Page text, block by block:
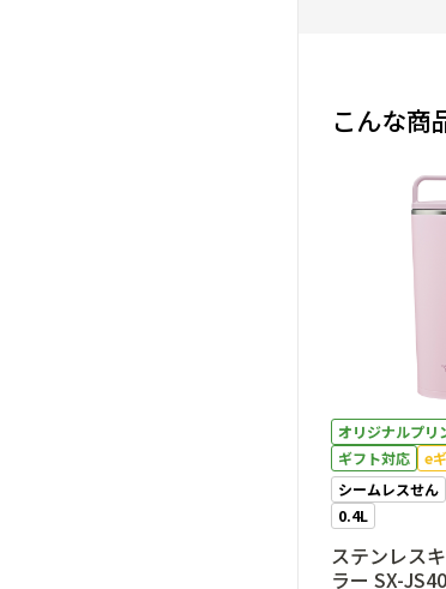
こんな商
オリジナルプリ
ギフト対応
e
シームレスせん
0.4L
ステンレス
ラー SX-